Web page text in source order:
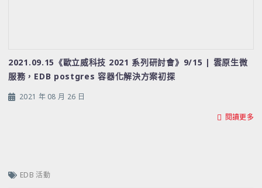
2021.09.15《歐立威科技 2021 系列研討會》9/15 | 雲原生微
服務，EDB postgres 容器化解決方案初探
2021 年 08 月 26 日
閱讀更多
EDB 活動